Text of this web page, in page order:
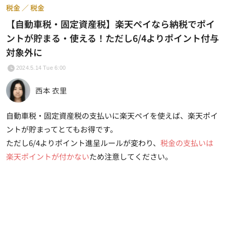
【自動車税・固定資産税】楽天ペイなら納税でポイ
ントが貯まる・使える！ただし6/4よりポイント付与
対象外に
税金 税金
2024.5.14 Tue 6:00
西本 衣里
自動車税・固定資産税の支払いに楽天ペイを使えば、楽天ポイ
ントが貯まってとてもお得です。
ただし6/4よりポイント進呈ルールが変わり、 税金の支払いは
楽天ポイントが付かないため注意してください。